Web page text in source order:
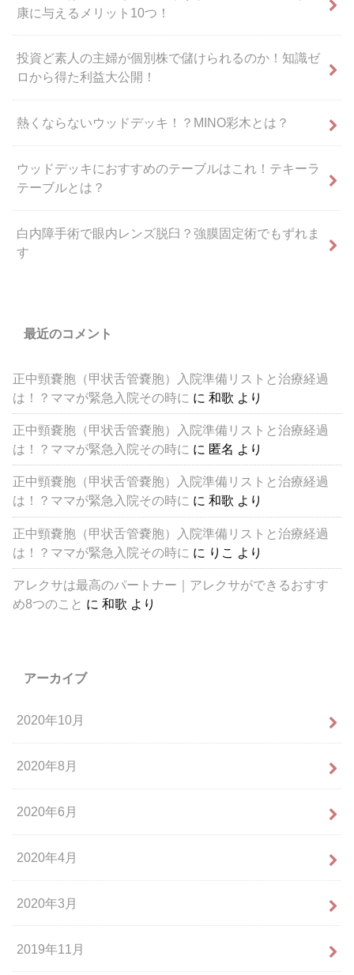
康に与えるメリット10つ！
投資ど素人の主婦が個別株で儲けられるのか！知識ゼ
ロから得た利益大公開！
熱くならないウッドデッキ！？MINO彩木とは？
ウッドデッキにおすすめのテーブルはこれ！テキーラ
テーブルとは？
白内障手術で眼内レンズ脱臼？強膜固定術でもずれま
す
最近のコメント
正中頸嚢胞（甲状舌管嚢胞）入院準備リストと治療経過
は！？ママが緊急入院その時に に和歌 より
正中頸嚢胞（甲状舌管嚢胞）入院準備リストと治療経過
は！？ママが緊急入院その時に に 匿名 より
正中頸嚢胞（甲状舌管嚢胞）入院準備リストと治療経過
は！？ママが緊急入院その時に に和歌 より
正中頸嚢胞（甲状舌管嚢胞）入院準備リストと治療経過
は！？ママが緊急入院その時に に りこ より
アレクサは最高のパートナー｜アレクサができるおすす
め8つのこと に和歌 より
アーカイブ
2020年10月
2020年8月
2020年6月
2020年4月
2020年3月
2019年11月